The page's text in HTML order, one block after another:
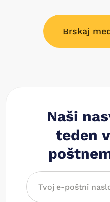
Brskaj
Naši
teden